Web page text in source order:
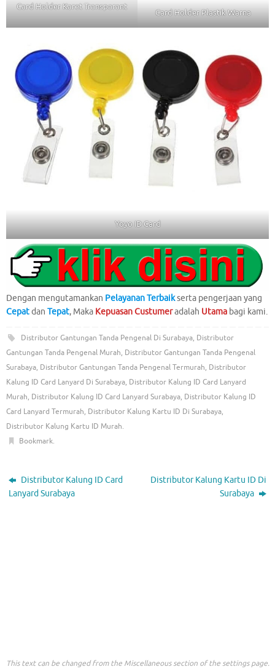
Card Holder Karet Transparant
Card Holder Plastik Warna
Yoyo ID Card
Dengan mengutamankan Pelayanan Terbaikserta pengerjaan yang
Cepatdan Tepat, Maka Kepuasan Custumeradalah Utama bagi kami.
Distributor Gantungan Tanda Pengenal Di Surabaya, Distributor
Gantungan Tanda Pengenal Murah, Distributor Gantungan Tanda Pengenal
Surabaya, Distributor Gantungan Tanda Pengenal Termurah, Distributor
Kalung ID Card Lanyard Di Surabaya, Distributor Kalung ID Card Lanyard
Murah, Distributor Kalung ID Card Lanyard Surabaya, Distributor Kalung ID
Card Lanyard Termurah, Distributor Kalung Kartu ID Di Surabaya,
Distributor Kalung Kartu ID Murah.
Bookmark.
Distributor Kalung ID Card
Lanyard Surabaya
Distributor Kalung Kartu ID Di
Surabaya
This text can be changed from the Miscellaneous section of the settings page.